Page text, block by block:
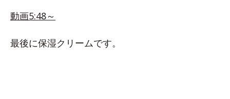
動画5:48～
最後に保湿クリームです。